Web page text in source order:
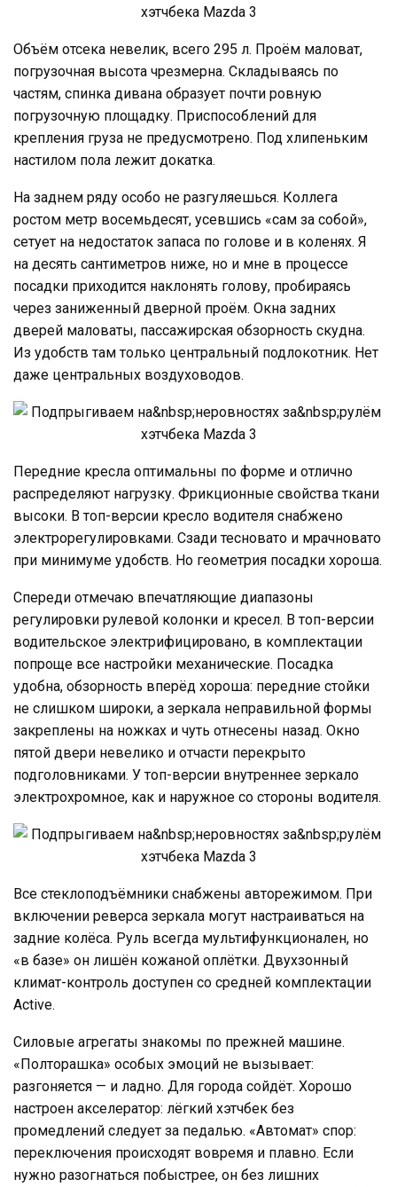
Объём отсека невелик, всего 295 л. Проём маловат,
погрузочная высота чрезмерна. Складываясь по
частям, спинка дивана образует почти ровную
погрузочную площадку. Приспособлений для
крепления груза не предусмотрено. Под хлипеньким
настилом пола лежит докатка.
На заднем ряду особо не разгуляешься. Коллега
ростом метр восемьдесят, усевшись «сам за собой»,
сетует на недостаток запаса по голове и в коленях. Я
на десять сантиметров ниже, но и мне в процессе
посадки приходится наклонять голову, пробираясь
через заниженный дверной проём. Окна задних
дверей маловаты, пассажирская обзорность скудна.
Из удобств там только центральный подлокотник. Нет
даже центральных воздуховодов.
Передние кресла оптимальны по форме и отлично
распределяют нагрузку. Фрикционные свойства ткани
высоки. В топ-версии кресло водителя снабжено
электрорегулировками. Сзади тесновато и мрачновато
при минимуме удобств. Но геометрия посадки хороша.
Спереди отмечаю впечатляющие диапазоны
регулировки рулевой колонки и кресел. В топ-версии
водительское электрифицировано, в комплектации
попроще все настройки механические. Посадка
удобна, обзорность вперёд хороша: передние стойки
не слишком широки, а зеркала неправильной формы
закреплены на ножках и чуть отнесены назад. Окно
пятой двери невелико и отчасти перекрыто
подголовниками. У топ-версии внутреннее зеркало
электрохромное, как и наружное со стороны водителя.
Все стеклоподъёмники снабжены авторежимом. При
включении реверса зеркала могут настраиваться на
задние колёса. Руль всегда мультифункционален, но
«в базе» он лишён кожаной оплётки. Двухзонный
климат-контроль доступен со средней комплектации
Active.
Силовые агрегаты знакомы по прежней машине.
«Полторашка» особых эмоций не вызывает:
разгоняется — и ладно. Для города сойдёт. Хорошо
настроен акселератор: лёгкий хэтчбек без
промедлений следует за педалью. «Автомат» спор:
переключения происходят вовремя и плавно. Если
нужно разогнаться побыстрее, он без лишних